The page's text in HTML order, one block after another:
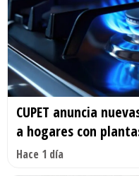
CUPET anuncia
a hogares con
Hace 1 día